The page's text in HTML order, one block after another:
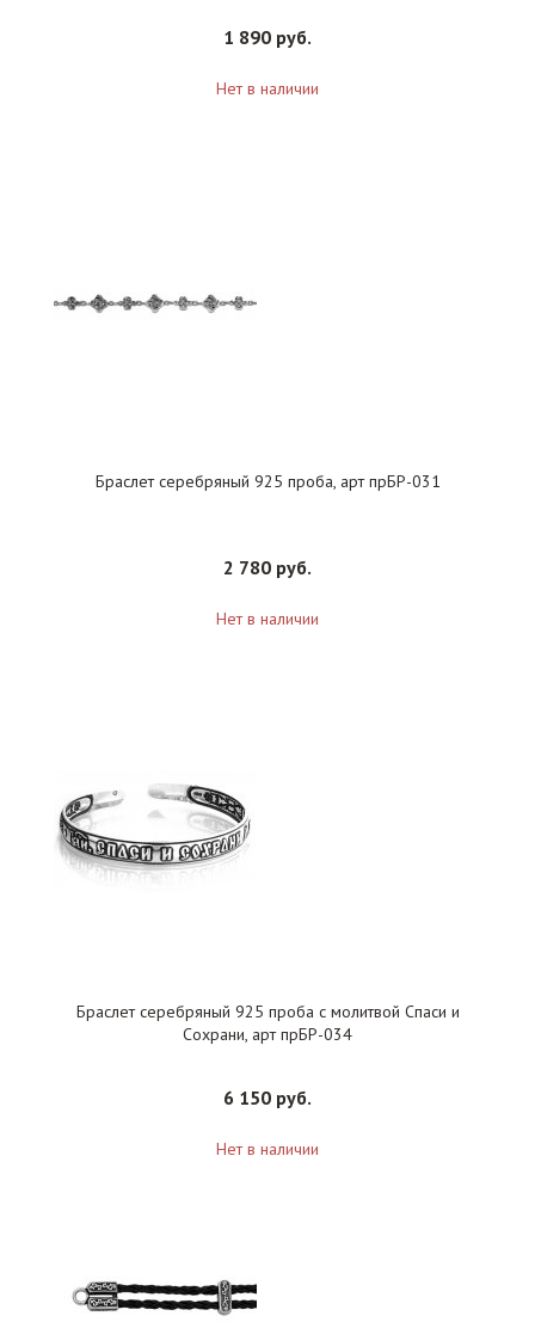
1 890 руб.
Нет в наличии
Браслет серебряный 925 проба, арт прБР-031
2 780 руб.
Нет в наличии
Браслет серебряный 925 проба с молитвой Спаси и
Сохрани, арт прБР-034
6 150 руб.
Нет в наличии